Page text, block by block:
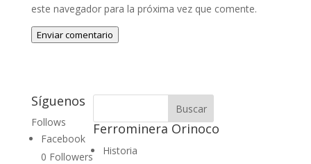
este navegador para la próxima vez que comente.
Enviar comentario
Síguenos
Follows
Facebook
0 Followers
Ferrominera Orinoco
Historia